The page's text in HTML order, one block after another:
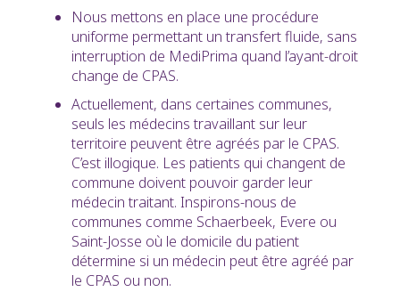
Nous mettons en place une procédure
uniforme permettant un transfert fluide, sans
interruption de MediPrima quand l’ayant-droit
change de CPAS.
Actuellement, dans certaines communes,
seuls les médecins travaillant sur leur
territoire peuvent être agréés par le CPAS.
C’est illogique. Les patients qui changent de
commune doivent pouvoir garder leur
médecin traitant. Inspirons-nous de
communes comme Schaerbeek, Evere ou
Saint-Josse où le domicile du patient
détermine si un médecin peut être agréé par
le CPAS ou non.